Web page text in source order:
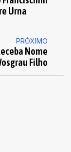
Urna
PRÓXIMO
Nome
Filho